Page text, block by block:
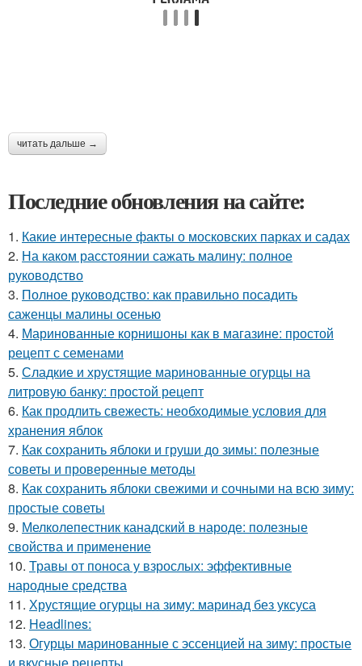
читать дальше →
Последние обновления на сайте:
1. Какие интересные факты о московских парках и садах
2. На каком расстоянии сажать малину: полное
руководство
3. Полное руководство: как правильно посадить
саженцы малины осенью
4. Маринованные корнишоны как в магазине: простой
рецепт с семенами
5. Сладкие и хрустящие маринованные огурцы на
литровую банку: простой рецепт
6. Как продлить свежесть: необходимые условия для
хранения яблок
7. Как сохранить яблоки и груши до зимы: полезные
советы и проверенные методы
8. Как сохранить яблоки свежими и сочными на всю зиму:
простые советы
9. Мелколепестник канадский в народе: полезные
свойства и применение
10. Травы от поноса у взрослых: эффективные
народные средства
11. Хрустящие огурцы на зиму: маринад без уксуса
12. Headlines:
13. Огурцы маринованные с эссенцией на зиму: простые